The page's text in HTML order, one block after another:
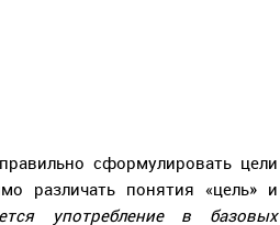
сформулировать цели
различать понятия «цель» и
употребление в базовых